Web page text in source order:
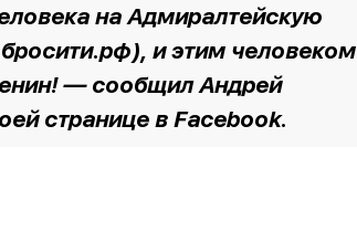
на Адмиралтейскую
и этим человеком
— сообщил Андрей
странице в Facebook.